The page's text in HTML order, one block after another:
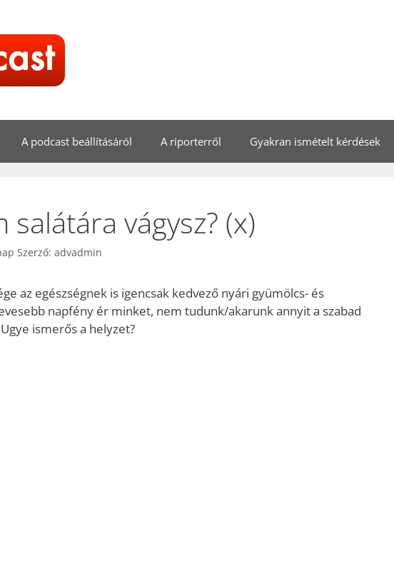
A podcast beállításáról A riporterről Gyakran ismételt kérdések
salátára vágysz? (x)
Szerző: advadmin
az egészségnek is igencsak kedvező nyári gyümölcs- és
napfény ér minket, nem tudunk/akarunk annyit a szabad
ismerős a helyzet?